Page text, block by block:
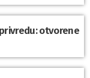
otvorene